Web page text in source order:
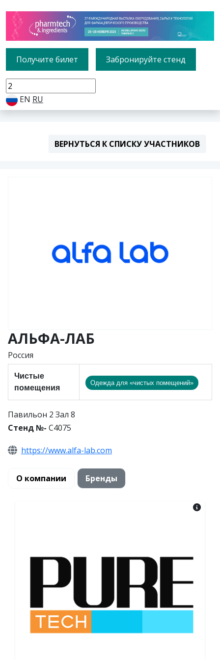
Получите билет Забронируйте стенд
EN RU
ВЕРНУТЬСЯ К СПИСКУ УЧАСТНИКОВ
АЛЬФА-ЛАБ
Россия
Чистые
помещения
Одежда для «чистых помещений»
Павильон 2 Зал 8
Стенд №- C4075
https://www.alfa-lab.com
О компании Бренды